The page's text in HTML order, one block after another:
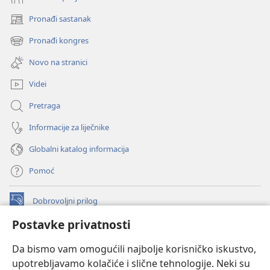
Postavke privatnosti
Da bismo vam omogućili najbolje korisničko iskustvo,
upotrebljavamo kolačiće i slične tehnologije. Neki su
Pronađi sastanak
(otvara
se
novi
prozor)
Pronađi kongres
(otvara
se
novi
prozor)
Novo na stranici
Videi
Pretraga
Informacije za liječnike
Globalni katalog informacija
Pomoć
Dobrovoljni prilog
(otvara
novi
INTERNETSKA BIBLIOTEKA Watchtower
se
novi
JW Hub
(otvara